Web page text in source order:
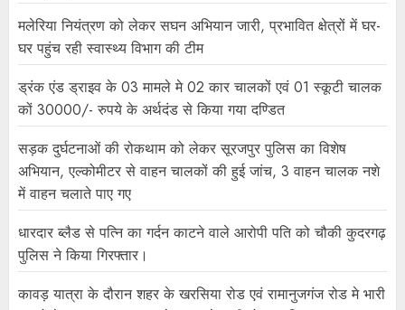
मलेरिया नियंत्रण को लेकर सघन अभियान जारी, प्रभावित क्षेत्रों में घर-
घर पहुंच रही स्वास्थ्य विभाग की टीम
ड्रंक एंड ड्राइव के 03 मामले मे 02 कार चालकों एवं 01 स्कूटी चालक
कों 30000/- रुपये के अर्थदंड से किया गया दण्डित
सड़क दुर्घटनाओं की रोकथाम को लेकर सूरजपुर पुलिस का विशेष
अभियान, एल्कोमीटर से वाहन चालकों की हुई जांच, 3 वाहन चालक नशे
में वाहन चलाते पाए गए
धारदार ब्लैड से पत्नि का गर्दन काटने वाले आरोपी पति को चौकी कुदरगढ़
पुलिस ने किया गिरफ्तार।
कावड़ यात्रा के दौरान शहर के खरसिया रोड एवं रामानुजगंज रोड मे भारी